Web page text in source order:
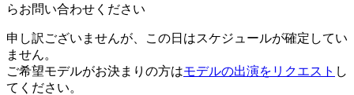
らお問い合わせください
申し訳ございませんが、この日はスケジュールが確定してい
ません。
ご希望モデルがお決まりの方はモデルの出演をリクエスト し
てください。